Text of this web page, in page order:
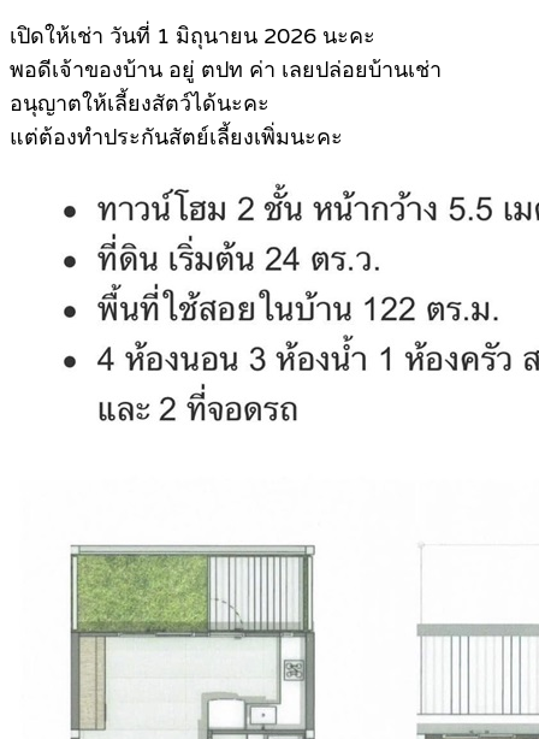
เปิดให้เช่า วันที่ 1 มิถุนายน 2026 นะคะ
พอดีเจ้าของบ้าน อยู่ ตปท ค่า เลยปล่อยบ้านเช่า
อนุญาตให้เลี้ยงสัตว์ได้นะคะ
แต่ต้องทำประกันสัตย์เลี้ยงเพิ่มนะคะ